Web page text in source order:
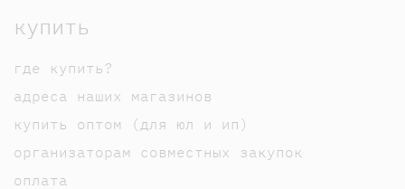
купить
где купить?
адреса наших магазинов
купить оптом (для юл и ип)
организаторам совместных закупок
оплата